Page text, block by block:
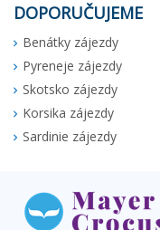
DOPORUČUJEME
Benátky zájezdy
Pyreneje zájezdy
Skotsko zájezdy
Korsika zájezdy
Sardinie zájezdy